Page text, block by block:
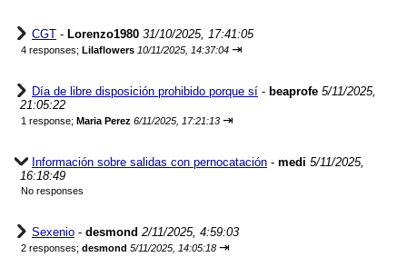
CGT - Lorenzo1980 31/10/2025, 17:41:05
4 responses; Lilaflowers 10/11/2025, 14:37:04 ⇥
Día de libre disposición prohibido porque sí - beaprofe 5/11/2025,
21:05:22
1 response; Maria Perez 6/11/2025, 17:21:13 ⇥
Información sobre salidas con pernocatación - medi 5/11/2025,
16:18:49
No responses
Sexenio - desmond 2/11/2025, 4:59:03
2 responses; desmond 5/11/2025, 14:05:18 ⇥